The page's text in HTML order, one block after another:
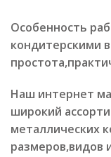
Особенность
кондитерскими
Наш интернет
широкий
металлических
размеров,видов